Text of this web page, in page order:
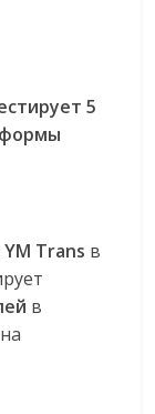
5
YM Trans в
в
на